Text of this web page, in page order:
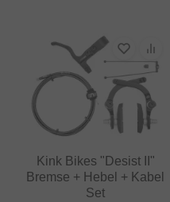
Kink Bikes "Desist II"
Bremse + Hebel + Kabel
Set